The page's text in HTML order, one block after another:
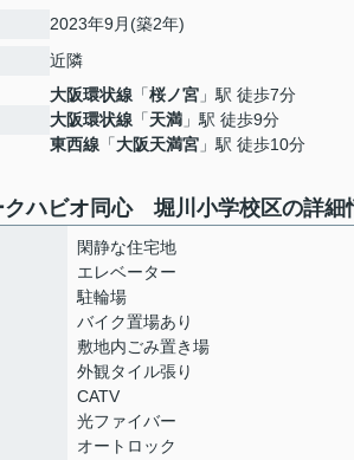
2023年9月(築2年)
近隣
大阪環状線 「桜ノ宮 」駅 徒歩7分
大阪環状線 「天満 」駅 徒歩9分
東西線 「大阪天満宮 」駅 徒歩10分
クハビオ同心 堀川小学校区の詳細
閑静な住宅地
エレベーター
駐輪場
バイク置場あり
敷地内ごみ置き場
外観タイル張り
CATV
光ファイバー
オートロック